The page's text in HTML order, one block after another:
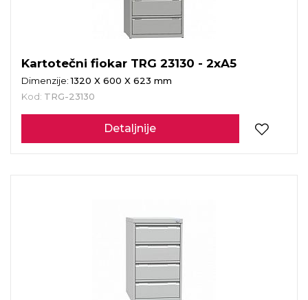
Kartotečni fiokar TRG 23130 - 2xA5
Dimenzije:1320 X 600 X 623 mm
Kod: TRG-23130
Detaljnije